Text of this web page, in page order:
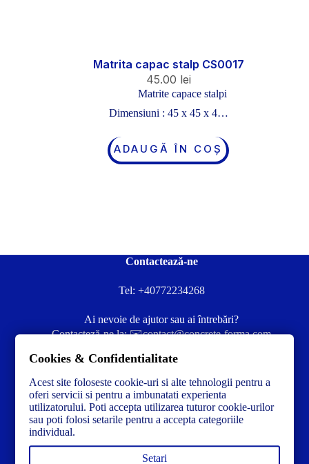
Matrita capac stalp CS0017
45.00 lei
Matrite capace stalpi
Dimensiuni : 45 x 45 x 4…
ADAUGĂ ÎN COȘ
Contactează-ne
Tel: +40772234268
Ai nevoie de ajutor sau ai întrebări?
Contacteză-ne la:✉️contact@concrete-forma.com
Cookies & Confidentialitate
Acest site foloseste cookie-uri si alte tehnologii pentru a
oferi servicii si pentru a imbunatati experienta
utilizatorului. Poti accepta utilizarea tuturor cookie-urilor
sau poti folosi setarile pentru a accepta categoriile
individual.
Setari